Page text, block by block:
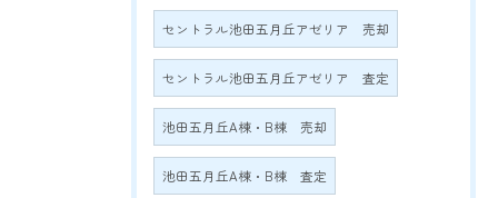
セントラル池田五月丘アゼリア 売却
セントラル池田五月丘アゼリア 査定
池田五月丘A棟・B棟 売却
池田五月丘A棟・B棟 査定